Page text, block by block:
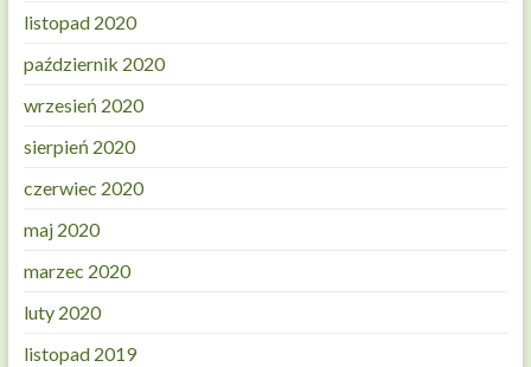
listopad 2020
październik 2020
wrzesień 2020
sierpień 2020
czerwiec 2020
maj 2020
marzec 2020
luty 2020
listopad 2019